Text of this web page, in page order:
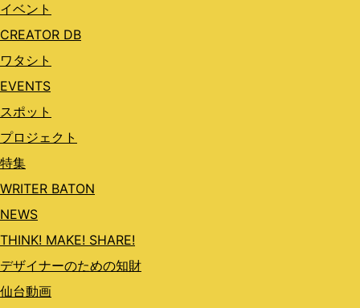
イベント
CREATOR DB
ワタシト
EVENTS
スポット
プロジェクト
特集
WRITER BATON
NEWS
THINK! MAKE! SHARE!
デザイナーのための知財
仙台動画